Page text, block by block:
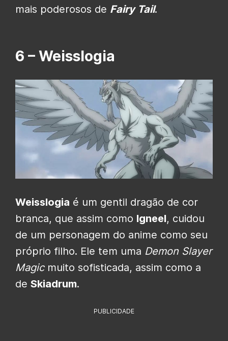
mais poderosos de Fairy Tail.
6 – Weisslogia
Weisslogia é um gentil dragão de cor
branca, que assim como Igneel, cuidou
de um personagem do anime como seu
próprio filho. Ele tem uma Demon Slayer
Magicmuito sofisticada, assim como a
de Skiadrum.
PUBLICIDADE